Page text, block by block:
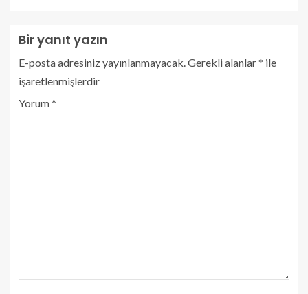
Bir yanıt yazın
E-posta adresiniz yayınlanmayacak. Gerekli alanlar* ile
işaretlenmişlerdir
Yorum*